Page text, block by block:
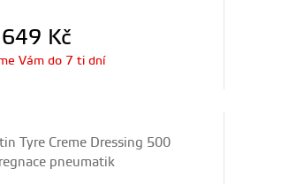
649 Kč
Vám do 7 ti dní
Tyre Creme Dressing 500
pneumatik